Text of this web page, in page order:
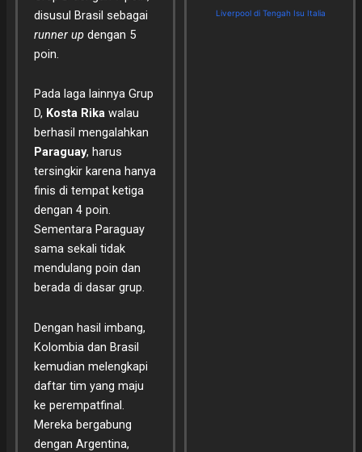
disusul Brasil sebagai
runner updengan 5
poin.
Pada laga lainnya Grup
D, Kosta Rikawalau
berhasil mengalahkan
Paraguay, harus
tersingkir karena hanya
finis di tempat ketiga
dengan 4 poin.
Sementara Paraguay
sama sekali tidak
mendulang poin dan
berada di dasar grup.
Dengan hasil imbang,
Kolombia dan Brasil
kemudian melengkapi
daftar tim yang maju
ke perempatfinal.
Mereka bergabung
dengan Argentina,
Liverpool di Tengah Isu Italia